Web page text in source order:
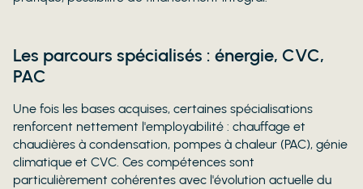
Les parcours spécialisés : énergie, CVC,
PAC
Une fois les bases acquises, certaines spécialisations
renforcent nettement l'employabilité : chauffage et
chaudières à condensation, pompes à chaleur (PAC), génie
climatique et CVC. Ces compétences sont
particulièrement cohérentes avec l'évolution actuelle du